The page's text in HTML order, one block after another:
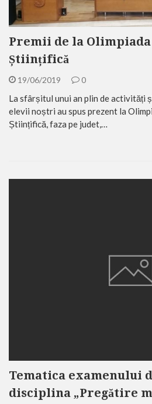
Premii de la
Științifică
19/06/2019 0
La sfârșitul unui an plin de activități
elevii noștri au spus prezent la
Științifică, faza pe judet,…
Tematica examenului
disciplina „Pregătire